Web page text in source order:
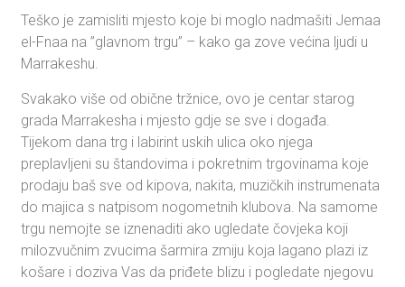
Teško je zamisliti mjesto koje bi moglo nadmašiti Jemaa
el-Fnaa na ”glavnom trgu” – kako ga zove većina ljudi u
Marrakeshu.
Svakako više od obične tržnice, ovo je centar starog
grada Marrakesha i mjesto gdje se sve i događa.
Tijekom dana trg i labirint uskih ulica oko njega
preplavljeni su štandovima i pokretnim trgovinama koje
prodaju baš sve od kipova, nakita, muzičkih instrumenata
do majica s natpisom nogometnih klubova. Na samome
trgu nemojte se iznenaditi ako ugledate čovjeka koji
milozvučnim zvucima šarmira zmiju koja lagano plazi iz
košare i doziva Vas da priđete blizu i pogledate njegovu